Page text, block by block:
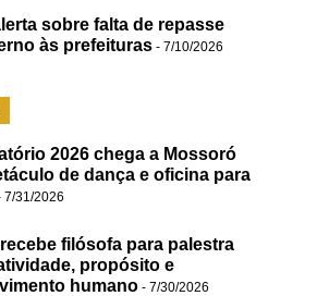
sobre falta de repasse
às prefeituras - 7/10/2026
2026 chega a Mossoró
de dança e oficina para
7/31/2026
filósofa para palestra
propósito e
humano - 7/30/2026